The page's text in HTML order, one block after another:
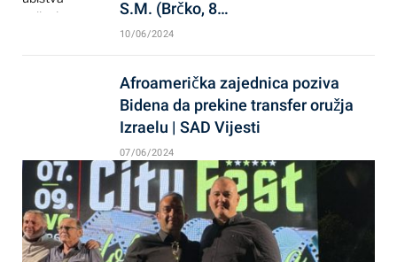
S.M. (Brčko, 8…
10/06/2024
Afroamerička zajednica poziva
Bidena da prekine transfer oružja
Izraelu | SAD Vijesti
07/06/2024